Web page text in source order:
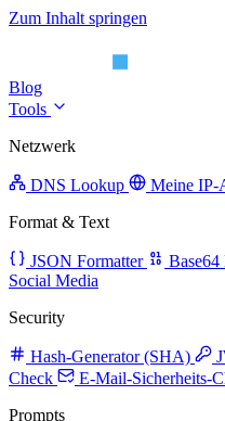
Zum Inhalt springen
Blog
Tools
Netzwerk
DNS Lookup
Meine IP-
Format & Text
JSON Formatter Base64
Social Media
Security
Hash-Generator (SHA)
Check
E-Mail-Sicherheits-
Prompts